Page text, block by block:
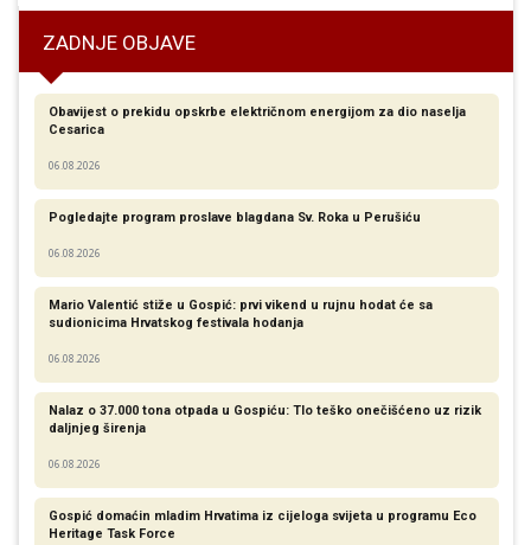
ZADNJE OBJAVE
Obavijest o prekidu opskrbe električnom energijom za dio naselja
Cesarica
06.08.2026
Pogledajte program proslave blagdana Sv. Roka u Perušiću
06.08.2026
Mario Valentić stiže u Gospić: prvi vikend u rujnu hodat će sa
sudionicima Hrvatskog festivala hodanja
06.08.2026
Nalaz o 37.000 tona otpada u Gospiću: Tlo teško onečišćeno uz rizik
daljnjeg širenja
06.08.2026
Gospić domaćin mladim Hrvatima iz cijeloga svijeta u programu Eco
Heritage Task Force